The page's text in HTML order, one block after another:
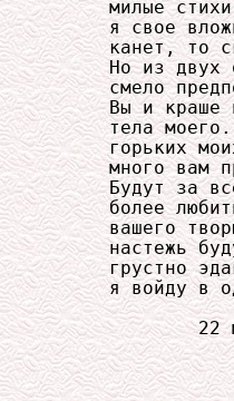
милые
я свое
канет, то
Но из двух
смело
Вы и краше
тела
горьких
много вам
Будут за
более
вашего
настежь
грустно
я войду в
22